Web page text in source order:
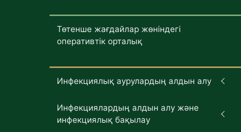
Төтенше жағдайлар жөніндегі
оперативтік орталық
Инфекциялық аурулардың алдын алу
Инфекциялардың алдын алу және
инфекциялық бақылау